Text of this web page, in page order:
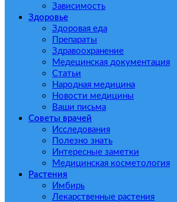
Зависимость
Здоровье
Здоровая еда
Препараты
Здравоохранение
Медецинская документация
Статьи
Народная медицина
Новости медицины
Ваши письма
Советы врачей
Исследования
Полезно знать
Интересные заметки
Медицинская косметология
Растения
Имбирь
Лекарственные растения